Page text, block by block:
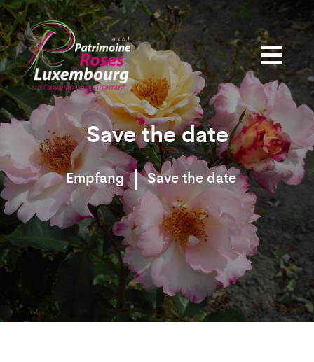
Save the date
Empfang Save the date